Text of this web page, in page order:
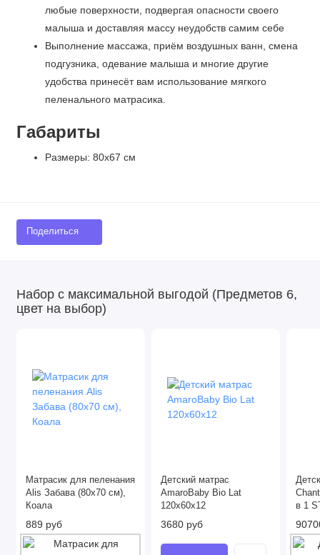
любые поверхности, подвергая опасности своего
малыша и доставляя массу неудобств самим себе
Выполнение массажа, приём воздушных ванн, смена
подгузника, одевание малыша и многие другие
удобства принесёт вам использование мягкого
пеленального матрасика.
Габариты
Размеры: 80х67 см
Поделиться
Набор с максимальной выгодой (Предметов 6,
цвет на выбор)
Матрасик для пеленания
Alis Забава (80х70 см),
Коала
889 руб
Детский матрас
AmaroBaby Bio Lat
120x60х12
3680 руб
в 1